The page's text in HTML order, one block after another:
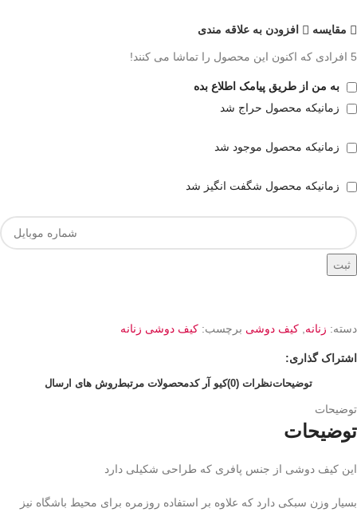
مقايسه افزودن به علاقه مندی
5 افرادی که اکنون این محصول را تماشا می کنند!
به من از طریق پیامک اطلاع بده
زمانیکه محصول حراج شد
زمانیکه محصول موجود شد
زمانیکه محصول شگفت انگیز شد
ثبت
دسته: زنانه کیف دوشی برچسب: کیف دوشی زنانه
اشتراک گذاری:
توضیحاتنظرات (0) کیو آر کدمحصولات مرتبطروش های ارسال
توضیحات
توضیحات
این کیف دوشی از جنس پافری که طراحی شکیلی دارد
بسیار وزن سبکی دارد که علاوه بر استفاده روزمره برای محیط باشگاه نیز